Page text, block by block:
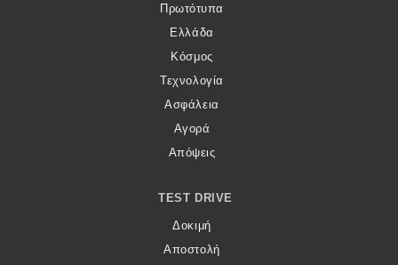
Πρωτότυπα
Ελλάδα
Κόσμος
Τεχνολογία
Ασφάλεια
Αγορά
Απόψεις
TEST DRIVE
Δοκιμή
Αποστολή